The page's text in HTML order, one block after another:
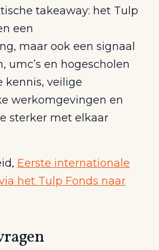
takeaway: het Tulp
een
maar ook een signaal
umc’s en hogescholen
kennis, veilige
werkomgevingen en
sterker met elkaar
Eerste internationale
het Tulp Fonds naar